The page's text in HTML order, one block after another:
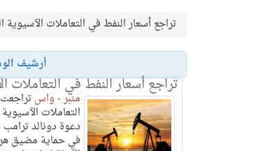
تراجع أسعار النفط في التعاملات الآسيوية
أرشيف
تراجع أسعار النفط في التعاملات
منبر - واس
التعاملات
دعوة دونالد
في حماية مضيق